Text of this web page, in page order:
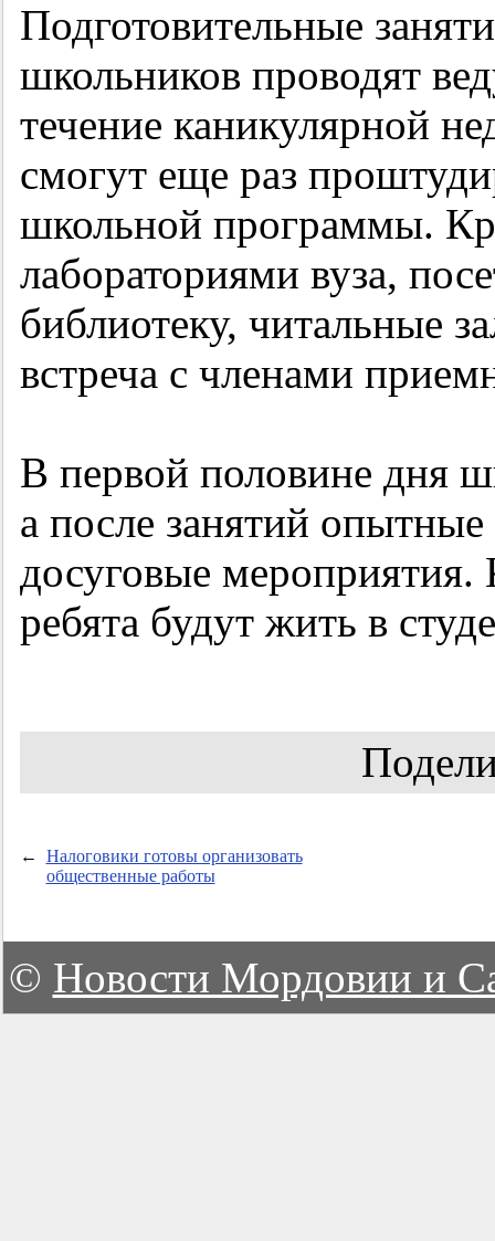
Подготовительные
школьников проводят
течение каникулярной
смогут еще раз
школьной программы.
лабораториями вуза,
библиотеку, читальные
встреча с членами
В первой половине дня
а после занятий
досуговые
ребята будут жить в
←
Налоговики готовы организовать
общественные работы
© Новости Мордовии и